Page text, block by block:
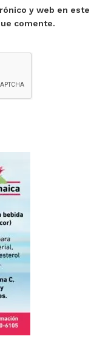
y web en este
comente.